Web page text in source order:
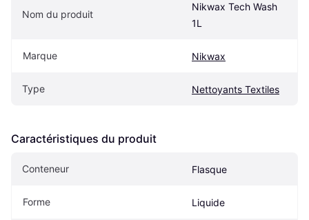
Nom du produit
Nikwax Tech Wash
1L
Marque Nikwax
Type Nettoyants Textiles
Caractéristiques du produit
Conteneur Flasque
Forme Liquide